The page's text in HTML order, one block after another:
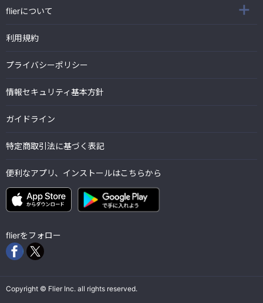
flierについて
利用規約
プライバシーポリシー
情報セキュリティ基本方針
ガイドライン
特定商取引法に基づく表記
便利なアプリ、インストールはこちらから
flierをフォロー
Copyright © Flier Inc. all rights reserved.